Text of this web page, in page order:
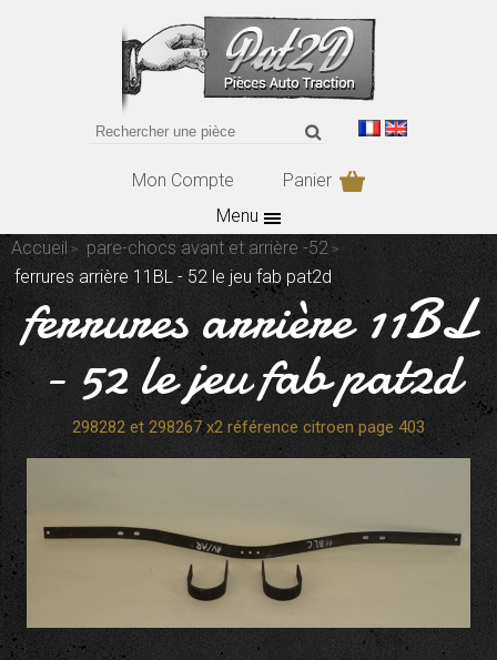
Mon Compte
Panier
Menu
Accueil
pare-chocs avant et arrière -52
ferrures arrière 11BL - 52 le jeu fab pat2d
ferrures arrière 11BL
- 52 le jeu fab pat2d
298282 et 298267 x2 référence citroen page 403